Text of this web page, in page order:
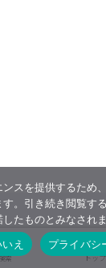
索 トップ
スを提供するため
。引き続き閲覧す
たものとみなされま
いえ プライバシ